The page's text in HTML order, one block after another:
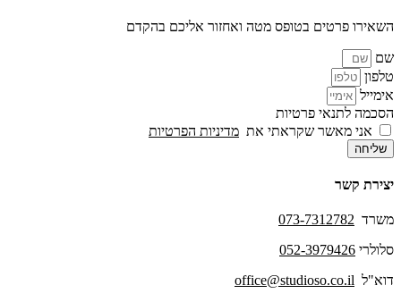
השאירו פרטים בטופס מטה ואחזור אליכם בהקדם
שם
טלפון
אימייל
הסכמה לתנאי פרטיות
אני מאשר שקראתי את מדיניות הפרטיות
שליחה
יצירת קשר
משרד 073-7312782
סלולרי 052-3979426
דוא"ל office@studioso.co.il